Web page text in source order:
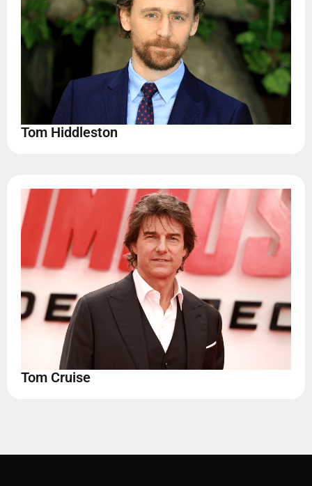
Tom Hiddleston
Tom Cruise